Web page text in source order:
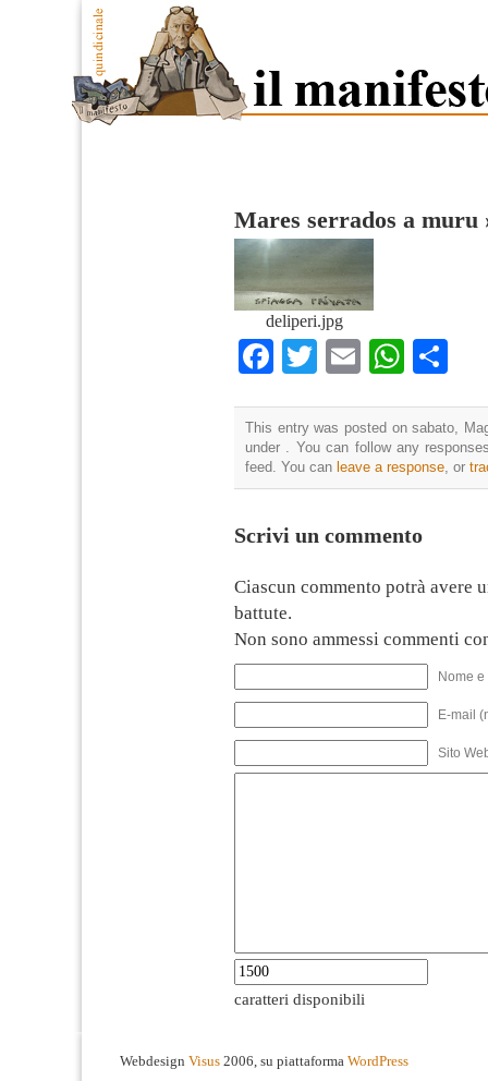
Mares serrados a muru
deliperi.jpg
Facebook
TwitterEmail
This entry was posted on sabato,
under . You can follow any
feed. You can leave a response, or
Scrivi un commento
Ciascun commento potrà avere
battute.
Non sono ammessi commenti
Nome
E-mail
Sito
caratteri disponibili
Webdesign Visus 2006, su piattaforma WordPress